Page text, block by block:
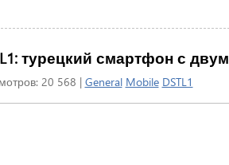
турецкий смартфон с
20 568 | General Mobile DSTL1